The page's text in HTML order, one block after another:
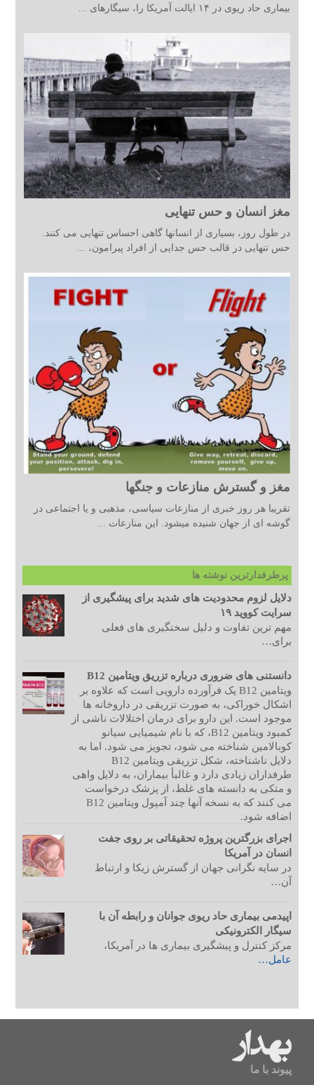
بیماری حاد ریوی در ۱۴ ایالت آمریکا را، سیگارهای ...
مغز انسان و حس تنهایی
در طول روز، بسیاری از انسانها گاهی احساس تنهایی می کنند.
حس تنهایی در قالب حس جدایی از افراد پیرامون، ...
مغز و گسترش منازعات و جنگها
تقریبا هر روز خبری از منازعات سیاسی، مذهبی و یا اجتماعی در
گوشه ای از جهان شنیده میشود. این منازعات ...
پرطرفدارترین نوشته ها
دلایل لزوم محدودیت های شدید برای پیشگیری از
سرایت کووید ۱۹
مهم ترین تفاوت و دلیل سختگیری های فعلی
برای…
دانستنی های ضروری درباره تزریق ویتامین B12
ویتامین B12 یک فرآورده دارویی است که علاوه بر
اشکال خوراکی، به صورت تزریقی در داروخانه ها
موجود است. این دارو برای درمان اختلالات ناشی از
کمبود ویتامین B12، که با نام شیمیایی سیانو
کوبالامین شناخته می شود، تجویز می شود. اما به
دلایل ناشناخته، شکل تزریقی ویتامین B12
طرفداران زیادی دارد و غالبأ بیماران، به دلایل واهی
و متکی به دانسته های غلط، از پزشک درخواست
می کنند که به نسخه آنها چند آمپول ویتامین B12
اضافه شود.
اجرای بزرگترین پروژه تحقیقاتی بر روی جفت
انسان در آمریکا
در سایه نگرانی جهان از گسترش زیکا و ارتباط
آن…
اپیدمی بیماری حاد ریوی جوانان و رابطه آن با
سیگار الکترونیکی
مرکز کنترل و پیشگیری بیماری ها در آمریکا،
عامل…
پیوند با ما